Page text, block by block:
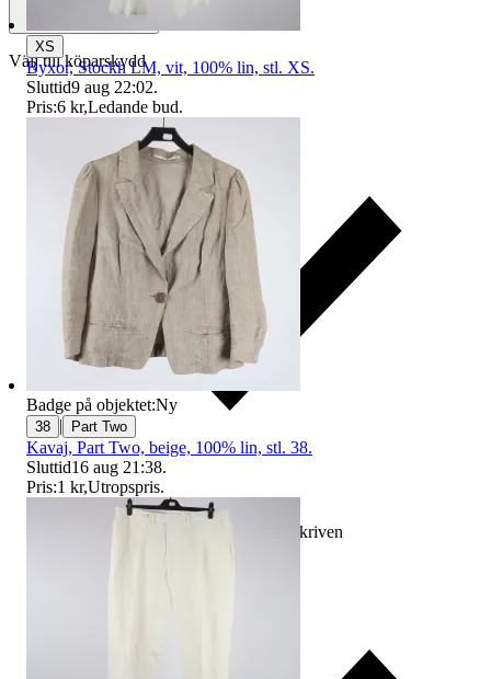
Välj till köparskydd
Ersättning om varan inte är som beskriven
XS
Byxor, Stockh LM, vit, 100% lin, stl. XS.
Sluttid9 aug 22:02.
Pris:6 kr,Ledande bud.
Badge på objektet:Ny
38 | Part Two
Kavaj, Part Two, beige, 100% lin, stl. 38.
Sluttid16 aug 21:38.
Pris:1 kr,Utropspris.